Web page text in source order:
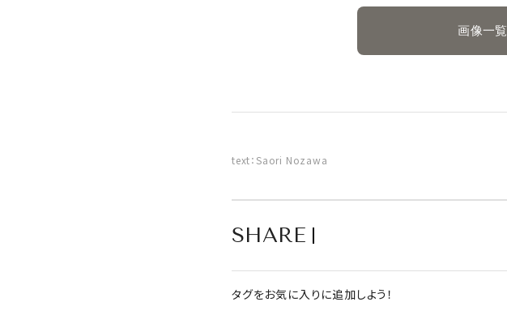
画像一
text：Saori Nozawa
SHARE
タグをお気に入りに追加しよう！